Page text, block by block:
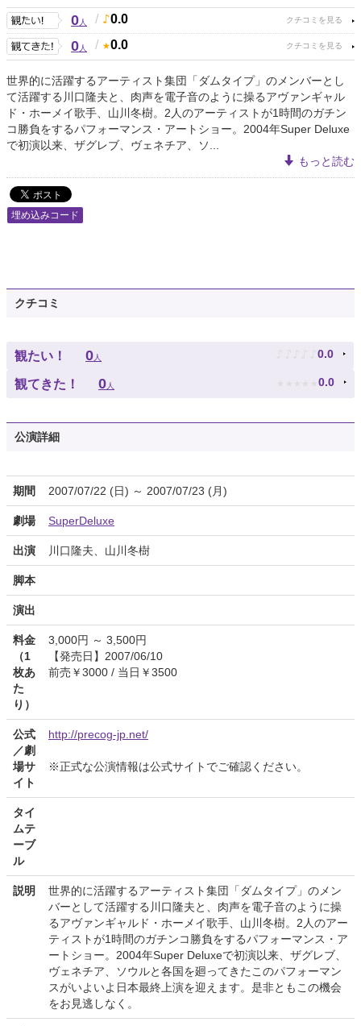
0人 / 0.0
0人 / 0.0
世界的に活躍するアーティスト集団「ダムタイプ」のメンバーとし
て活躍する川口隆夫と、肉声を電子音のように操るアヴァンギャル
ド・ホーメイ歌手、山川冬樹。2人のアーティストが1時間のガチン
コ勝負をするパフォーマンス・アートショー。2004年Super Deluxe
で初演以来、ザグレブ、ヴェネチア、ソ...
もっと読む
埋め込みコード
クチコミ
観たい！ 0人 ♪ ♪ ♪ ♪ ♪ 0.0
観てきた！ 0人 ★ ★ ★ ★ ★ 0.0
公演詳細
期間 2007/07/22 (日) ～ 2007/07/23 (月)
劇場 SuperDeluxe
出演 川口隆夫、山川冬樹
脚本
演出
料金
（1
枚あ
た
り）
3,000円 ～ 3,500円
【発売日】2007/06/10
前売￥3000 / 当日￥3500
公式
／劇
場サ
イト
http://precog-jp.net/
※正式な公演情報は公式サイトでご確認ください。
タイ
ムテ
ーブ
ル
説明
世界的に活躍するアーティスト集団「ダムタイプ」のメン
バーとして活躍する川口隆夫と、肉声を電子音のように操
るアヴァンギャルド・ホーメイ歌手、山川冬樹。2人のアー
ティストが1時間のガチンコ勝負をするパフォーマンス・ア
ートショー。2004年Super Deluxeで初演以来、ザグレブ、
ヴェネチア、ソウルと各国を廻ってきたこのパフォーマン
スがいよいよ日本最終上演を迎えます。是非ともこの機会
をお見逃しなく。